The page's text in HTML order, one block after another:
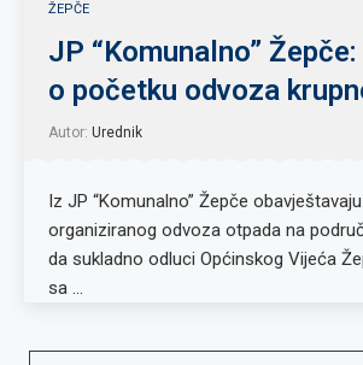
ŽEPČE
JP “Komunalno”
o početku odvoza
Autor: Urednik
Iz JP “Komunalno” Žepče
organiziranog odvoza otpada na
da sukladno odluci Općinskog Vijeća
sa …